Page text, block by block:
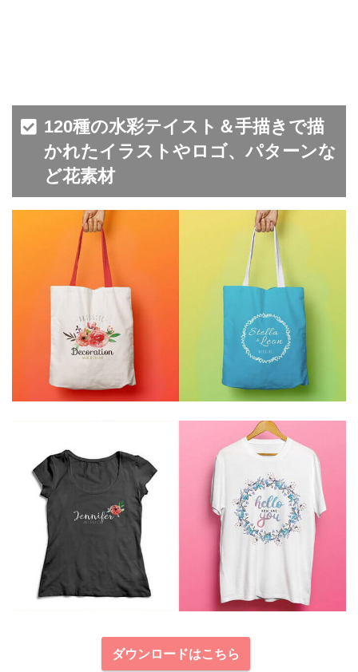
120種の水彩テイスト＆手描きで描
かれたイラストやロゴ、パターンな
ど花素材
ダウンロードはこちら